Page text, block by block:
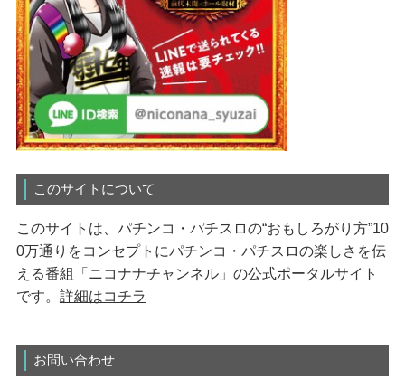
このサイトについて
このサイトは、パチンコ・パチスロの“おもしろがり方”10
0万通りをコンセプトにパチンコ・パチスロの楽しさを伝
える番組「ニコナナチャンネル」の公式ポータルサイト
です。 詳細はコチラ
お問い合わせ